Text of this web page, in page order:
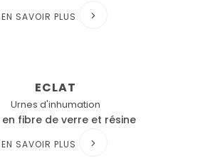
EN SAVOIR PLUS
ECLAT
Urnes d'inhumation
en fibre de verre et résine
EN SAVOIR PLUS